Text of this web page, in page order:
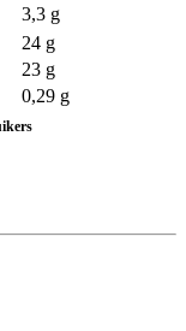
3,3 g
24 g
23 g
0,29 g